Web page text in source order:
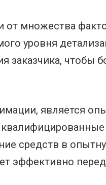
множества
уровня
заказчика, чтобы
является
средств в
эффективно